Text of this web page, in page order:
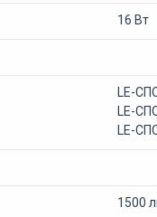
16 Вт
LE-
LE-
LE-
1500